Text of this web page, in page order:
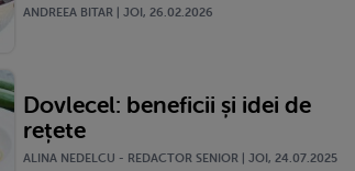
ANDREEA BITAR | JOI, 26.02.2026
Dovlecel: beneficii și idei de
rețete
ALINA NEDELCU - REDACTOR SENIOR | JOI, 24.07.2025